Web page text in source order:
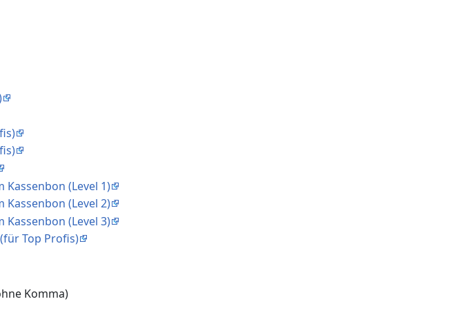
(Level 1)
(Level 2)
(Level 3)
Top Profis)
Komma)